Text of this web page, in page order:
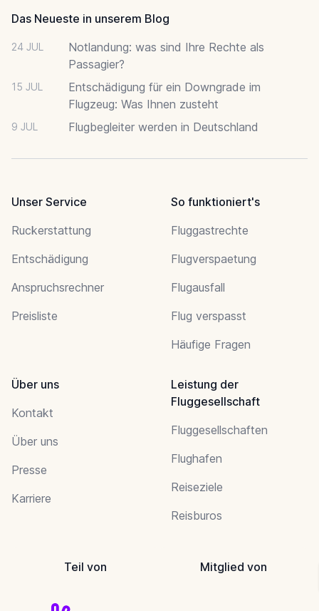
Das Neueste in unserem Blog
24 JUL
Notlandung: was sind Ihre Rechte als
Passagier?
15 JUL
Entschädigung für ein Downgrade im
Flugzeug: Was Ihnen zusteht
9 JUL Flugbegleiter werden in Deutschland
Unser Service
Ruckerstattung
Entschädigung
Anspruchsrechner
Preisliste
So funktioniert's
Fluggastrechte
Flugverspaetung
Flugausfall
Flug verspasst
Häufige Fragen
Über uns
Kontakt
Über uns
Presse
Karriere
Leistung der
Fluggesellschaft
Fluggesellschaften
Flughafen
Reiseziele
Reisburos
Teil von Mitglied von